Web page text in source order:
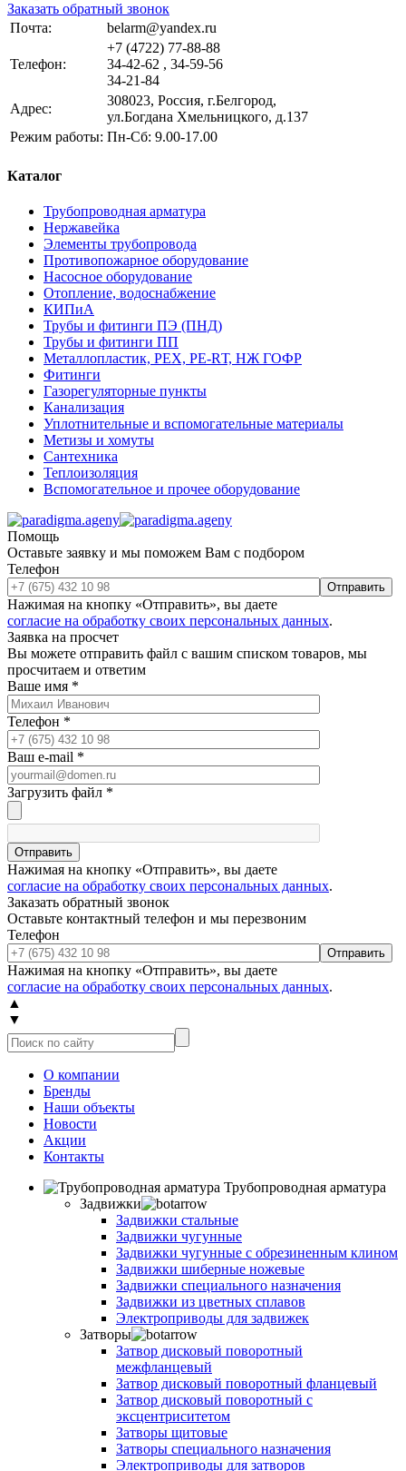
Заказать обратный звонок
Почта:
belarm@yandex.ru
Телефон:
+7 (4722) 77-88-88
34-42-62 , 34-59-56
34-21-84
Адрес:
308023, Россия, г.Белгород,
ул.Богдана Хмельницкого, д.137
Режим работы: Пн-Сб: 9.00-17.00
Каталог
Трубопроводная арматура
Нержавейка
Элементы трубопровода
Противопожарное оборудование
Насосное оборудование
Отопление, водоснабжение
КИПиА
Трубы и фитинги ПЭ (ПНД)
Трубы и фитинги ПП
Металлопластик, РЕХ, РЕ-RТ, НЖ ГОФР
Фитинги
Газорегуляторные пункты
Канализация
Уплотнительные и вспомогательные материалы
Метизы и хомуты
Сантехника
Теплоизоляция
Вспомогательное и прочее оборудование
Помощь
Оставьте заявку и мы поможем Вам с подбором
Телефон
Отправить
Нажимая на кнопку «Отправить», вы даете
согласие на обработку своих персональных данных.
Заявка на просчет
Вы можете отправить файл с вашим списком товаров, мы
просчитаем и ответим
Ваше имя *
Телефон *
Ваш e-mail *
Загрузить файл *
Отправить
Нажимая на кнопку «Отправить», вы даете
согласие на обработку своих персональных данных.
Заказать обратный звонок
Оставьте контактный телефон и мы перезвоним
Телефон
Отправить
Нажимая на кнопку «Отправить», вы даете
согласие на обработку своих персональных данных.
▲
▼
О компании
Бренды
Наши объекты
Новости
Акции
Контакты
Трубопроводная арматура
Задвижки
Задвижки стальные
Задвижки чугунные
Задвижки чугунные с обрезиненным клином
Задвижки шиберные ножевые
Задвижки специального назначения
Задвижки из цветных сплавов
Электроприводы для задвижек
Затворы
Затвор дисковый поворотный
межфланцевый
Затвор дисковый поворотный фланцевый
Затвор дисковый поворотный с
эксцентриситетом
Затворы щитовые
Затворы специального назначения
Электроприводы для затворов